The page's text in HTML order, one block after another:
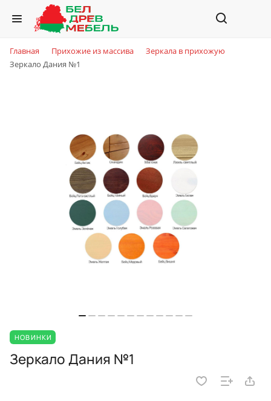
Главная Прихожие из массива
Зеркала в прихожую
Зеркало Дания №1
НОВИНКИ
Зеркало Дания №1